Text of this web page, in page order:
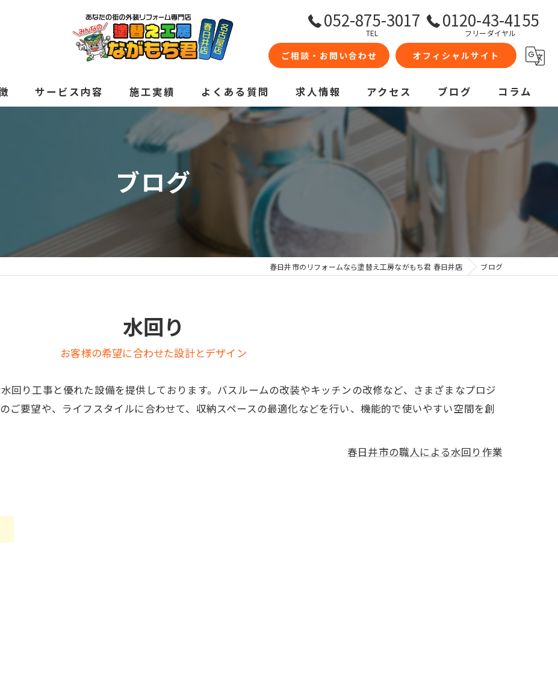
052-875-3017
TEL
0120-43-4155
フリーダイヤル
ご相談・お問い合わせ オフィシャルサイト
サービス内容 施工実績 よくある質問 求人情報 アクセス ブログ コラム
ブログ
春日井市のリフォームなら塗替え工房ながもち君 春日井店 ブログ
水回り
お客様の希望に合わせた設計とデザイン
回り工事と優れた設備を提供しております。バスルームの改装やキッチンの改修など、さまざまなプロジ
ご要望や、ライフスタイルに合わせて、収納スペースの最適化などを行い、機能的で使いやすい空間を創
春日井市の職人による水回り作業